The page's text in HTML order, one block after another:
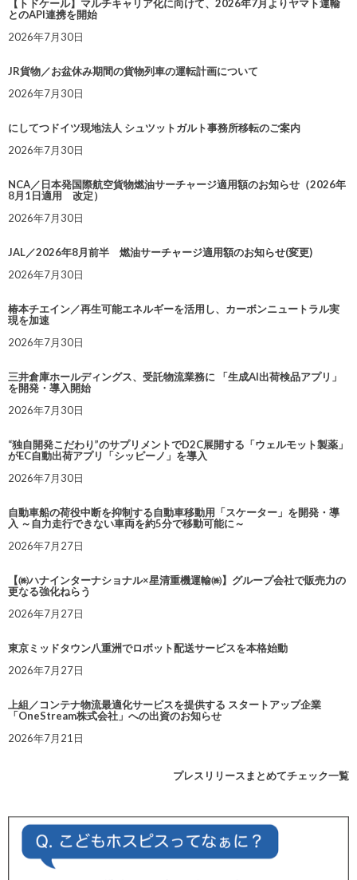
【トドケール】マルチキャリア化に向けて、2026年7月よりヤマト運輸
とのAPI連携を開始
2026年7月30日
JR貨物／お盆休み期間の貨物列車の運転計画について
2026年7月30日
にしてつドイツ現地法人 シュツットガルト事務所移転のご案内
2026年7月30日
NCA／日本発国際航空貨物燃油サーチャージ適用額のお知らせ（2026年
8月1日適用 改定）
2026年7月30日
JAL／2026年8月前半 燃油サーチャージ適用額のお知らせ(変更)
2026年7月30日
椿本チエイン／再生可能エネルギーを活用し、カーボンニュートラル実
現を加速
2026年7月30日
三井倉庫ホールディングス、受託物流業務に 「生成AI出荷検品アプリ」
を開発・導入開始
2026年7月30日
“独自開発こだわり”のサプリメントでD2C展開する「ウェルモット製薬」
がEC自動出荷アプリ「シッピーノ」を導入
2026年7月30日
自動車船の荷役中断を抑制する自動車移動用「スケーター」を開発・導
入 ～自力走行できない車両を約5分で移動可能に～
2026年7月27日
【㈱ハナインターナショナル×星清重機運輸㈱】グループ会社で販売力の
更なる強化ねらう
2026年7月27日
東京ミッドタウン八重洲でロボット配送サービスを本格始動
2026年7月27日
上組／コンテナ物流最適化サービスを提供する スタートアップ企業
「OneStream株式会社」への出資のお知らせ
2026年7月21日
プレスリリースまとめてチェック一覧